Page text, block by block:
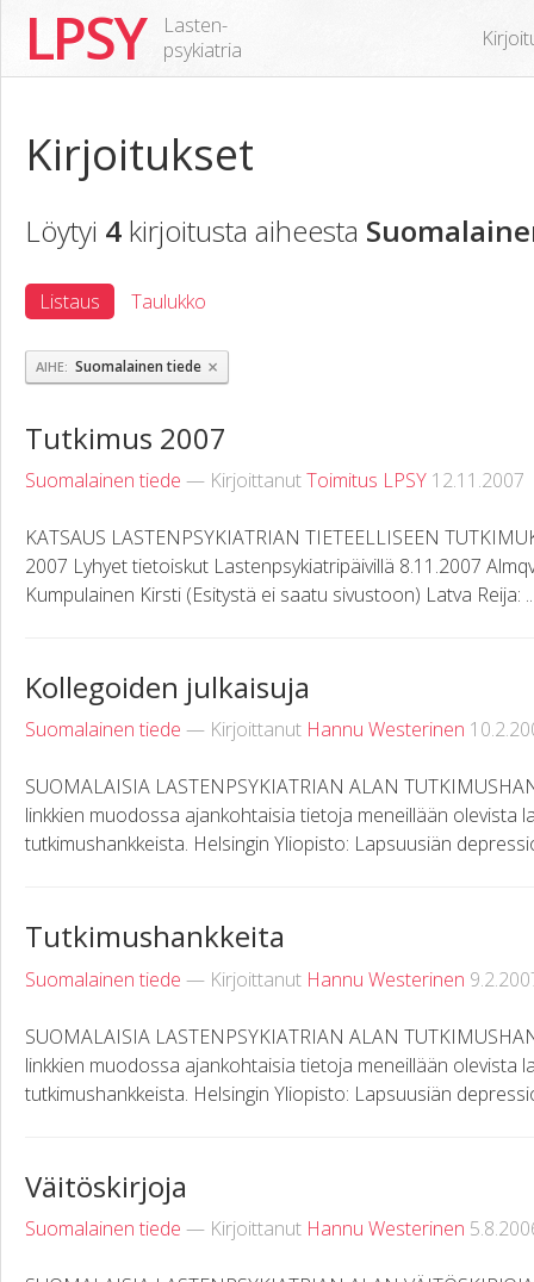
LPSY
Lasten-
psykiatria
Kirjoitukset
Löytyi 4 kirjoitusta aiheesta
Listaus Taulukko
AIHE Suomalainen tiede ×
Tutkimus 2007
Suomalainen tiede — KirjoittanutToimitus LPSY 12.11.2007
KATSAUS LASTENPSYKIATRIAN TIETEELLISEEN
2007 Lyhyet tietoiskut Lastenpsykiatripäivillä 8.11.2007
Kumpulainen Kirsti (Esitystä ei saatu sivustoon) Latva Reija:
Kollegoiden julkaisuja
Suomalainen tiede — Kirjoittanut Hannu Westerinen
SUOMALAISIA LASTENPSYKIATRIAN ALAN
linkkien muodossa ajankohtaisia tietoja meneillään olevista
tutkimushankkeista. Helsingin Yliopisto: Lapsuusiän
Tutkimushankkeita
Suomalainen tiede — Kirjoittanut Hannu Westerinen
SUOMALAISIA LASTENPSYKIATRIAN ALAN
linkkien muodossa ajankohtaisia tietoja meneillään olevista
tutkimushankkeista. Helsingin Yliopisto: Lapsuusiän
Väitöskirjoja
Suomalainen tiede — Kirjoittanut Hannu Westerinen